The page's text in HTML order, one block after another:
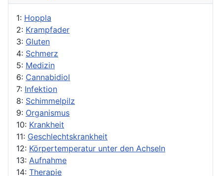
1: Hoppla
2: Krampfader
3: Gluten
4: Schmerz
5: Medizin
6: Cannabidiol
7: Infektion
8: Schimmelpilz
9: Organismus
10: Krankheit
11: Geschlechtskrankheit
12: Körpertemperatur unter den Achseln
13: Aufnahme
14: Therapie